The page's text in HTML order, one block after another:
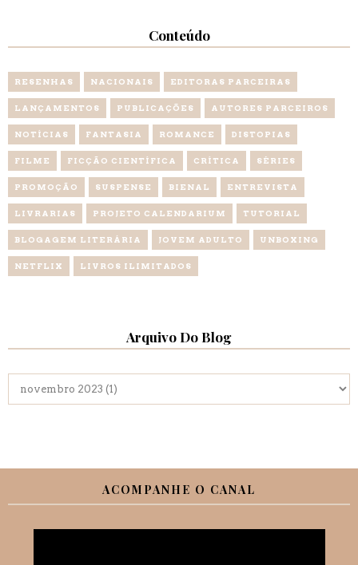
Conteúdo
RESENHAS NACIONAIS EDITORAS PARCEIRAS
LANÇAMENTOS PUBLICAÇÕES AUTORES PARCEIROS
NOTÍCIAS FANTASIA ROMANCE DISTOPIAS
FILME FICÇÃO CIENTÍFICA CRÍTICA SÉRIES
PROMOÇÃO SUSPENSE BIENAL ENTREVISTA
LIVRARIAS PROJETO CALENDARIUM TUTORIAL
BLOGAGEM LITERÁRIA JOVEM ADULTO UNBOXING
NETFLIX LIVROS ILIMITADOS
Arquivo Do Blog
ACOMPANHE O CANAL